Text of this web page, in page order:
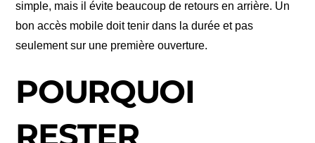
simple, mais il évite beaucoup de retours en arrière. Un
bon accès mobile doit tenir dans la durée et pas
seulement sur une première ouverture.
POURQUOI
RESTER